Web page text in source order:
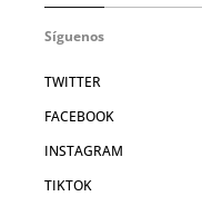
Síguenos
TWITTER
FACEBOOK
INSTAGRAM
TIKTOK